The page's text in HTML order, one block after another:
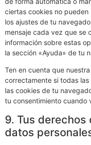
ciertas cookies no
los ajustes de tu
mensaje cada vez que se
información sobre estas
la sección «Ayuda» de tu
Ten en cuenta que
correctamente si todas
las cookies de tu
tu consentimiento cuando
9. Tus
datos